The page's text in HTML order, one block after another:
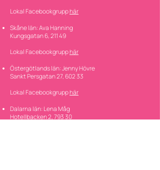
Lokal Facebookgrupphär
Skåne län: Ava Hanning
Kungsgatan 6, 211 49
Lokal Facebookgrupphär
Östergötlands län: Jenny Hövre
Sankt Persgatan 27, 602 33
Lokal Facebookgrupphär
Dalarna län: Lena Måg
Hotellbacken 2, 793 30